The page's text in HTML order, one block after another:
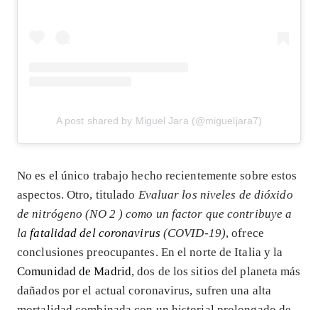
A post shared by Miguel Jara (@migueljara7)
No es el único trabajo hecho recientemente sobre estos
aspectos. Otro, titulado Evaluar los niveles de dióxido
de nitrógeno (NO 2 ) como un factor que contribuye a
lafatalidad del coronavirus (COVID-19), ofrece
conclusiones preocupantes. En el norte de Italia y la
Comunidad de Madrid, dos de los sitios del planeta más
dañados por el actual coronavirus, sufren una alta